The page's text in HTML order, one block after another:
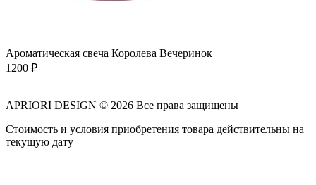
Ароматическая свеча Королева Вечеринок
1200 ₽
APRIORI DESIGN © 2026 Все права защищены
Cтоимость и условия приобретения товара действительны на
текущую дату